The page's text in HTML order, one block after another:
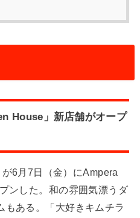
House」新店舗がオープ
6月7日（金）にAmpera
ンした。和の雰囲気漂うダ
もある。「大好きキムチラ